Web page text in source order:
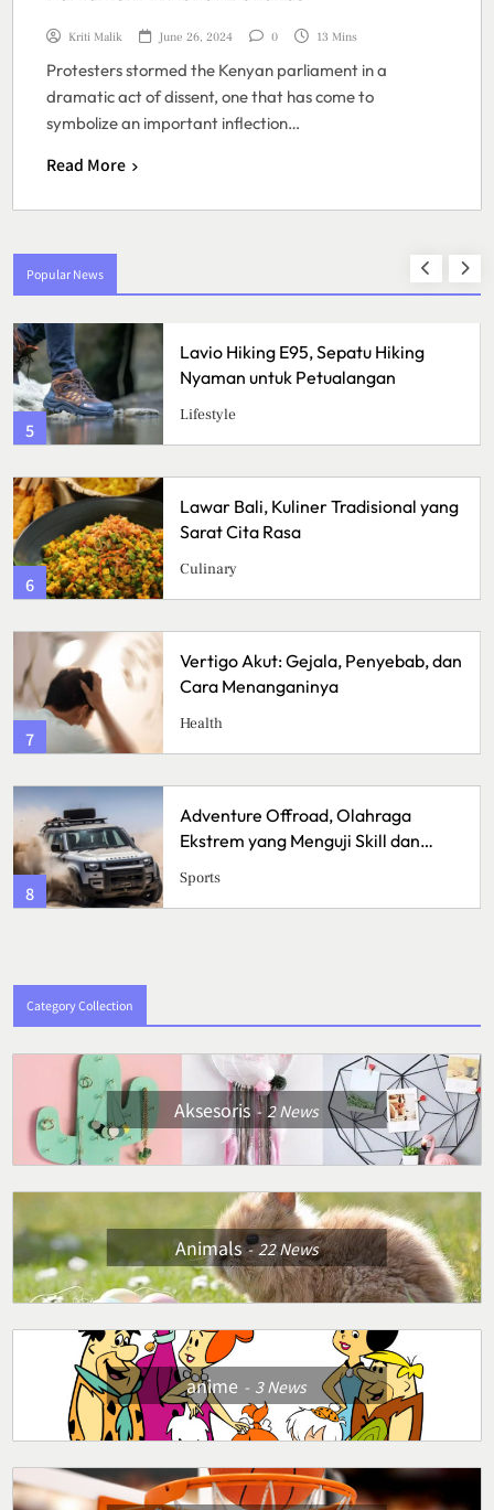
Kriti Malik June 26, 2024 0 13 Mins
Protesters stormed the Kenyan parliament in a
dramatic act of dissent, one that has come to
symbolize an important inflection…
Read More
Popular News
5
Lavio Hiking E95, Sepatu Hiking
Nyaman untuk Petualangan
Lifestyle
6
Lawar Bali, Kuliner Tradisional yang
Sarat Cita Rasa
Culinary
7
Vertigo Akut: Gejala, Penyebab, dan
Cara Menanganinya
Health
8
Adventure Offroad, Olahraga
Ekstrem yang Menguji Skill dan
Sports
Category Collection
Aksesoris 2News
Animals 22News
anime 3News